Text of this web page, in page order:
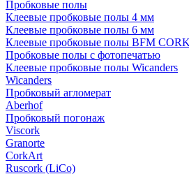
Пробковые полы
Клеевые пробковые полы 4 мм
Клеевые пробковые полы 6 мм
Клеевые пробковые полы BFM CORK
Пробковые полы с фотопечатью
Клеевые пробковые полы Wicanders
Wicanders
Пробковый агломерат
Aberhof
Пробковый погонаж
Viscork
Granorte
CorkArt
Ruscork (LiCo)